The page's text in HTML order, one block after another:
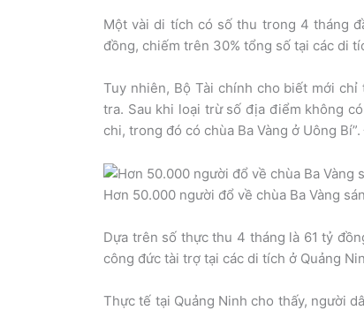
Một vài di tích có số thu trong 4 tháng
đồng, chiếm trên 30% tổng số tại các di
Tuy nhiên, Bộ Tài chính cho biết mới
tra. Sau khi loại trừ số địa điểm không
chi, trong đó có chùa Ba Vàng ở Uông
Hơn 50.000 người đổ về chùa Ba Vàng
Dựa trên số thực thu 4 tháng là 61 tỷ
công đức tài trợ tại các di tích ở Quảng
Thực tế tại Quảng Ninh cho thấy, người